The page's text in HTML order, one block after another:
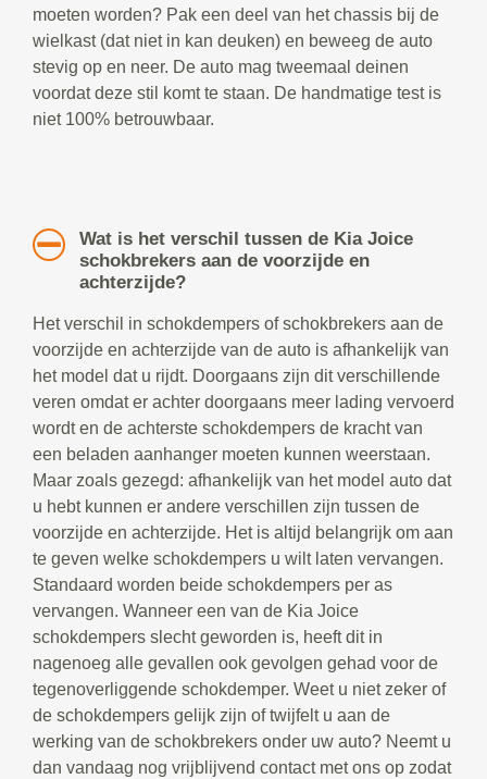
moeten worden? Pak een deel van het chassis bij de
wielkast (dat niet in kan deuken) en beweeg de auto
stevig op en neer. De auto mag tweemaal deinen
voordat deze stil komt te staan. De handmatige test is
niet 100% betrouwbaar.
Wat is het verschil tussen de Kia Joice
schokbrekers aan de voorzijde en
achterzijde?
Het verschil in schokdempers of schokbrekers aan de
voorzijde en achterzijde van de auto is afhankelijk van
het model dat u rijdt. Doorgaans zijn dit verschillende
veren omdat er achter doorgaans meer lading vervoerd
wordt en de achterste schokdempers de kracht van
een beladen aanhanger moeten kunnen weerstaan.
Maar zoals gezegd: afhankelijk van het model auto dat
u hebt kunnen er andere verschillen zijn tussen de
voorzijde en achterzijde. Het is altijd belangrijk om aan
te geven welke schokdempers u wilt laten vervangen.
Standaard worden beide schokdempers per as
vervangen. Wanneer een van de Kia Joice
schokdempers slecht geworden is, heeft dit in
nagenoeg alle gevallen ook gevolgen gehad voor de
tegenoverliggende schokdemper. Weet u niet zeker of
de schokdempers gelijk zijn of twijfelt u aan de
werking van de schokbrekers onder uw auto? Neemt u
dan vandaag nog vrijblijvend contact met ons op zodat